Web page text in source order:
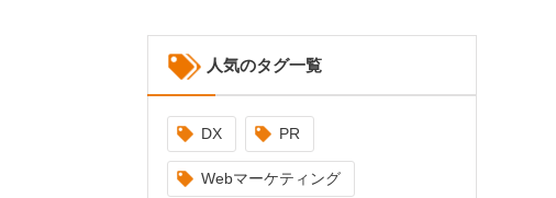
人気のタグ一覧
DX PR
Webマーケティング